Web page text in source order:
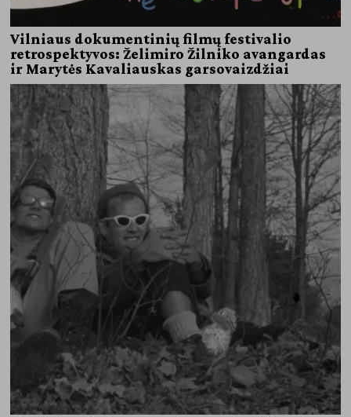
Vilniaus dokumentinių filmų festivalio
retrospektyvos: Želimiro Žilniko avangardas
ir Marytės Kavaliauskas garsovaizdžiai